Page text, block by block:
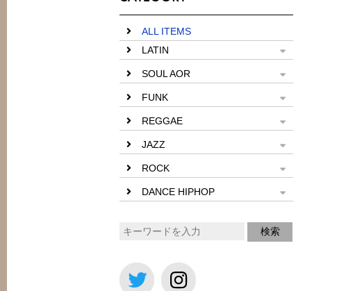
ALL ITEMS
LATIN
SOUL AOR
FUNK
REGGAE
JAZZ
ROCK
DANCE HIPHOP